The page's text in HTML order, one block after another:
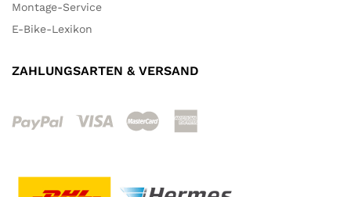
Montage-Service
E-Bike-Lexikon
ZAHLUNGSARTEN & VERSAND